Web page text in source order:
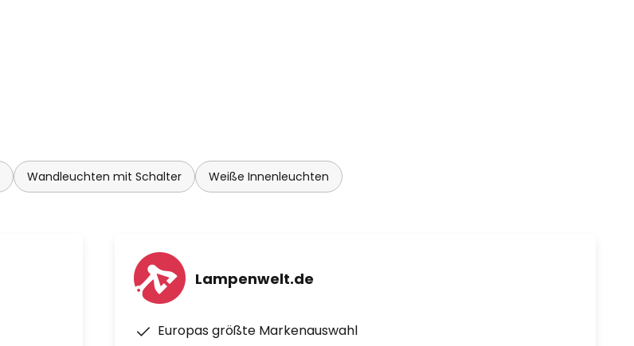
Wandleuchten mit Schalter Weiße Innenleuchten
Lampenwelt.de
Europas größte Markenauswahl